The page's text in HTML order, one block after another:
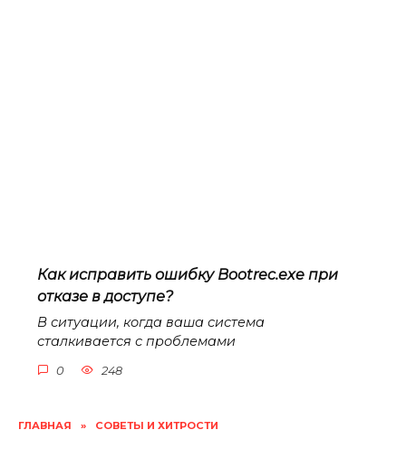
ГЛАВНАЯ » СОВЕТЫ И ХИТРОСТИ
Как исправить ошибку Bootrec.exe при
отказе в доступе?
В ситуации, когда ваша система
сталкивается с проблемами
0 248